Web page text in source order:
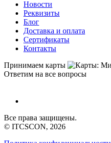
Новости
Реквизиты
Блог
Доставка и оплата
Сертификаты
Контакты
Принимаем карты
Ответим на все вопросы
Все права защищены.
© ITCSCON, 2026